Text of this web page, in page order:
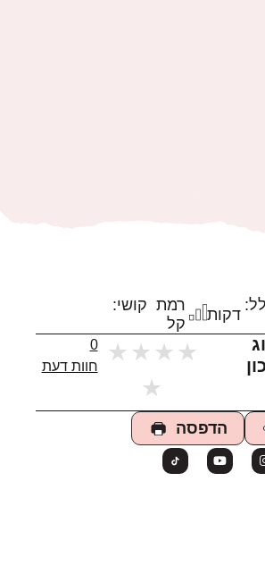
דקות
רמת קושי:
קל
★
★
★
★
★
0
חוות דעת
הדפסה